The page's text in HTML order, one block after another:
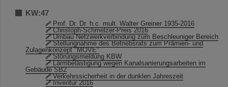
KW:47
Prof. Dr. Dr. h.c. mult. Walter Greiner 1935-2016
Christoph-Schmelzer-Preis 2016
Umbau Netzwerkverbindung zum Beschleuniger Bereich
Stellungnahme des Betriebsrats zum Prämien- und
Zulagenkonzept "MOVE"
Störungsmeldung KBW
Lärmbelästigung wegen Kanalsanierungsarbeiten im
Gebäude SB2
Verkehrssicherheit in der dunklen Jahreszeit
Inventur 2016